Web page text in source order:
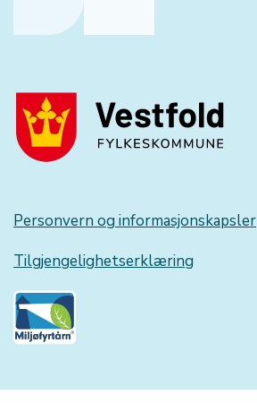
Personvern og informasjonskapsler
Tilgjengelighetserklæring